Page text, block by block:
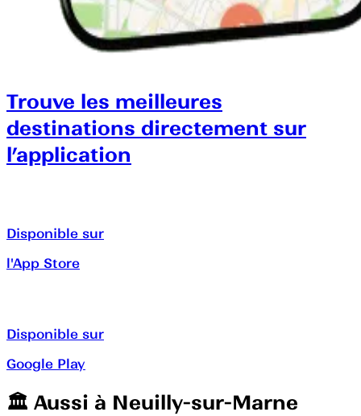
Trouve les meilleures
destinations directement sur
l’application
Disponible sur
l'App Store
Disponible sur
Google Play
🏛️️ Aussi à Neuilly-sur-Marne